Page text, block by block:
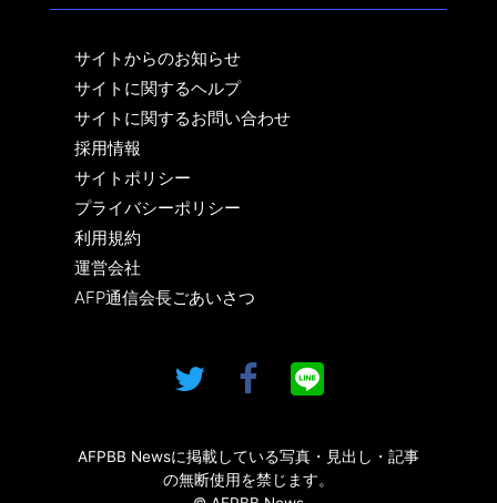
サイトからのお知らせ
サイトに関するヘルプ
サイトに関するお問い合わせ
採用情報
サイトポリシー
プライバシーポリシー
利用規約
運営会社
AFP通信会長ごあいさつ
AFPBB Newsに掲載している写真・見出し・記事
の無断使用を禁じます。